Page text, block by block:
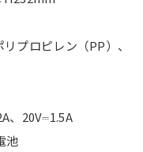
プロピレン（PP）、
、20V⎓1.5A
池